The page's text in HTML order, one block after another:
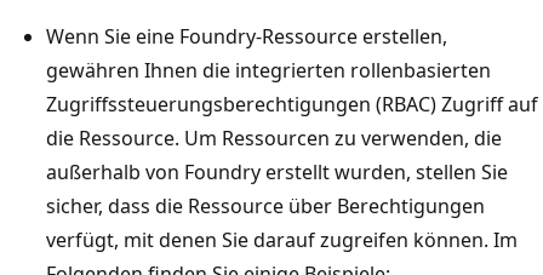
Wenn Sie eine Foundry-Ressource erstellen,
gewähren Ihnen die integrierten rollenbasierten
Zugriffssteuerungsberechtigungen (RBAC) Zugriff auf
die Ressource. Um Ressourcen zu verwenden, die
außerhalb von Foundry erstellt wurden, stellen Sie
sicher, dass die Ressource über Berechtigungen
verfügt, mit denen Sie darauf zugreifen können. Im